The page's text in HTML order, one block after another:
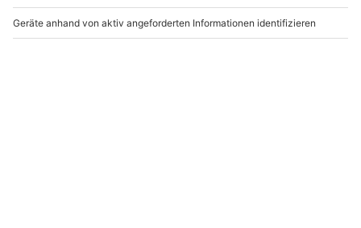
Erlebnisrestaurant
Dinner in the Bright
Ilberstedt
Candle Light Dinner für
2 Ilberstedt